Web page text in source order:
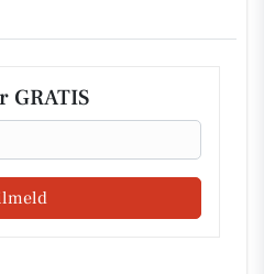
GRATIS